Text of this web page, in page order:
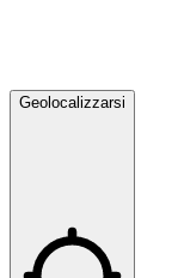
Geolocalizzarsi